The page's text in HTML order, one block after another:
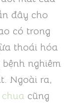
đây cho
có trong
thoái hóa
nghiêm
Ngoài ra,
cũng